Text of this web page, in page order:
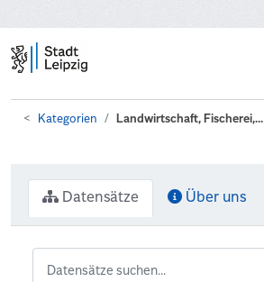
Kategorien Landwirtschaft, Fischerei,...
Datensätze Über uns